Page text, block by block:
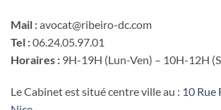
Mail :avocat@ribeiro-dc.com
Tel :06.24.05.97.01
Horaires : 9H-19H (Lun-Ven) – 10H-12H
Le Cabinet est situé centre ville au : 10 Rue